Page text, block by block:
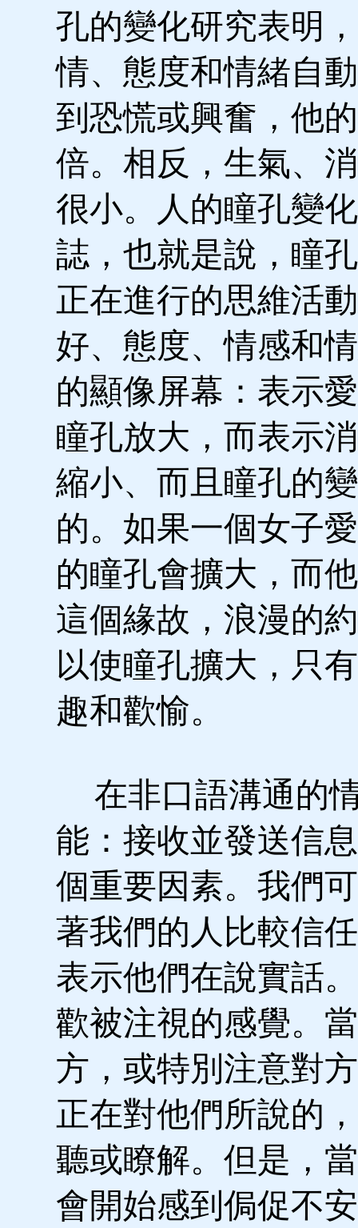
孔的變化研究表明
情、態度和情緒自
到恐慌或興奮，他
倍。相反，生氣、
很小。人的瞳孔變
誌，也就是說，瞳
正在進行的思維活
好、態度、情感和
的顯像屏幕：表示
瞳孔放大，而表示
縮小、而且瞳孔的
的。如果一個女子
的瞳孔會擴大，而
這個緣故，浪漫的
以使瞳孔擴大，只
趣和歡愉。
在非口語溝通的
能：接收並發送信
個重要因素。我們
著我們的人比較信
表示他們在說實話
歡被注視的感覺。
方，或特別注意對
正在對他們所說的
聽或瞭解。但是，
會開始感到侷促不